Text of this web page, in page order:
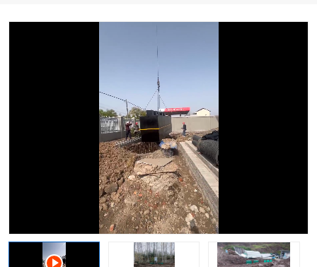
平流式溶气气浮机 风景区旅游景点污水处理
设备
高速服务区收费站污水处 微动力生化污水处理设备
海鲜加工污水处理设备 蒸发器设备价格
客运站污水处理设备 航站楼厕所污水处理设备
UASB厌氧塔 加油站油田景点旅游区污